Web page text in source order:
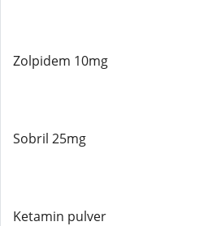
Zolpidem 10mg
Sobril 25mg
Ketamin pulver